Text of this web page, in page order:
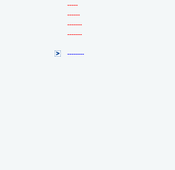
-----
------
-------
-------
--------